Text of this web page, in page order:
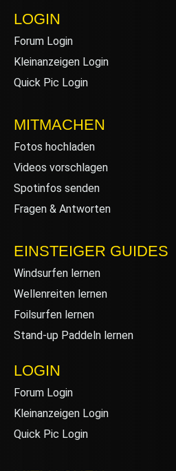
LOGIN
Forum Login
Kleinanzeigen Login
Quick Pic Login
MITMACHEN
Fotos hochladen
Videos vorschlagen
Spotinfos senden
Fragen & Antworten
EINSTEIGER GUIDES
Windsurfen lernen
Wellenreiten lernen
Foilsurfen lernen
Stand-up Paddeln lernen
LOGIN
Forum Login
Kleinanzeigen Login
Quick Pic Login